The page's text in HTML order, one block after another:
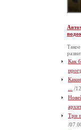
Как
/
Три
/